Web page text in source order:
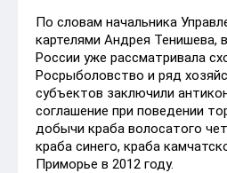
По словам начальника
картелями Андрея Тенишева,
России уже рассматривала
Росрыболовство и ряд
субъектов заключили
соглашение при поведении
добычи краба волосатого
краба синего, краба
Приморье в 2012 году.